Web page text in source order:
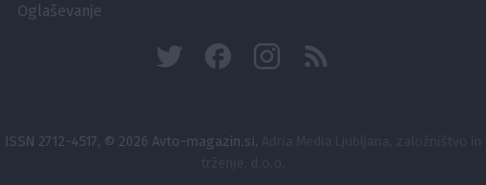
Oglaševanje
ISSN 2712-4517, © 2026 Avto-magazin.si,